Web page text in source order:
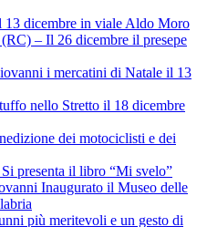
13 dicembre in viale Aldo Moro
– Il 26 dicembre il presepe
i mercatini di Natale il 13
nello Stretto il 18 dicembre
dei motociclisti e dei
presenta il libro “Mi svelo”
Inaugurato il Museo delle
più meritevoli e un gesto di